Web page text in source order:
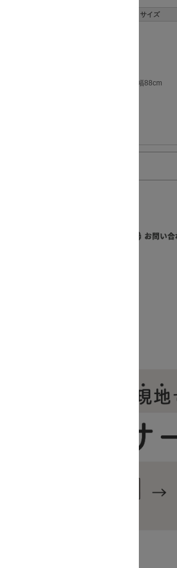
サイズ
幅88cm
ます。